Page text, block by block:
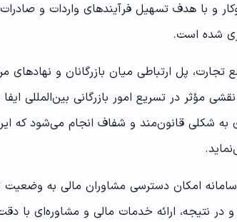
و با هدف تسهیل فرآیندهای واردات و
شده است.
تجارت، پل ارتباطی میان بازرگانان و نهادهای
مؤثر در تسریع امور بازرگانی بین‌المللی
به شکلی قانون‌مند و شفاف انجام می‌شود که
امکان دسترسی مشاوران مالی به وضعیت
در نتیجه، ارائه خدمات مالی و مشاوره‌ای با